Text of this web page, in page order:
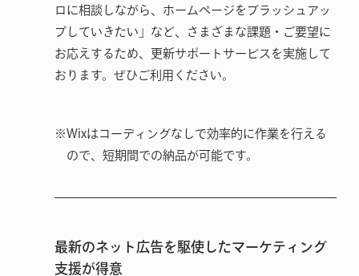
ロに相談しながら、ホームページをブラッシュアッ
プしていきたい」など、さまざまな課題・ご要望に
お応えするため、更新サポートサービスを実施して
おります。ぜひご利用ください。
※Wixはコーディングなしで効率的に作業を行える
ので、短期間での納品が可能です。
最新のネット広告を駆使したマーケティング
支援が得意